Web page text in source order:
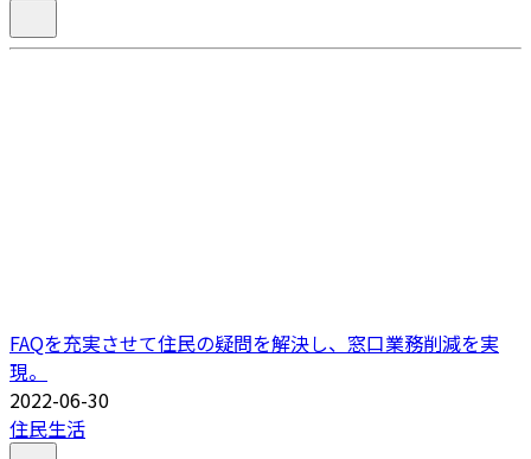
FAQを充実させて住民の疑問を解決し、窓口業務削減を実
現。
2022-06-30
住民生活